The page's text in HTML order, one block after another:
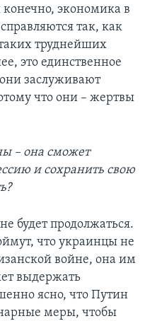
конечно, экономика в
так, как
труднейших
это единственное
заслуживают
что они – жертвы
– она сможет
и сохранить свою
будет продолжаться.
что украинцы не
войне, она им
выдержать
ясно, что Путин
меры, чтобы